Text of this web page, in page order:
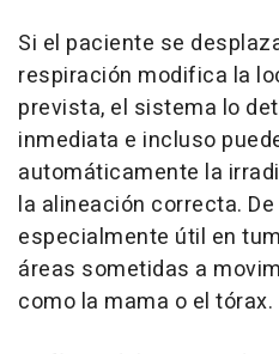
Si el paciente se
respiración modifica la
prevista, el sistema lo
inmediata e incluso
automáticamente la
la alineación correcta.
especialmente útil en
áreas sometidas a
como la mama o el tórax.